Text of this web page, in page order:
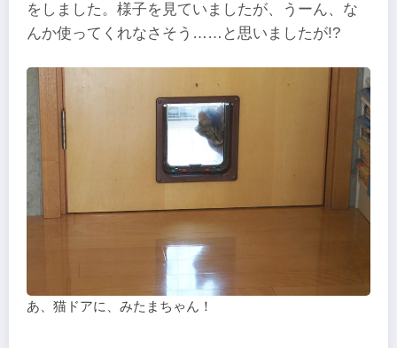
をしました。様子を見ていましたが、うーん、な
んか使ってくれなさそう……と思いましたが!?
あ、猫ドアに、みたまちゃん！